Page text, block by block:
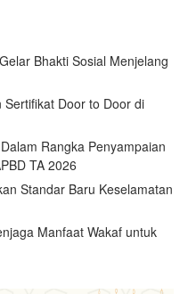
Bhakti Sosial Menjelang
Door to Door di
Rangka Penyampaian
TA 2026
Standar Baru Keselamatan
Manfaat Wakaf untuk